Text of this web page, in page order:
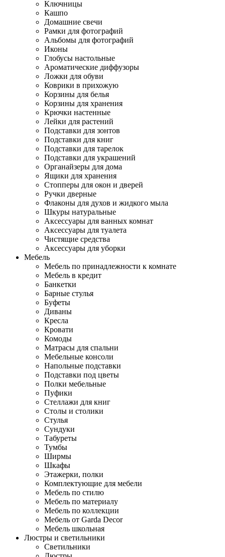
Ключницы
Кашпо
Домашние свечи
Рамки для фотографий
Альбомы для фотографий
Иконы
Глобусы настольные
Ароматические диффузоры
Ложки для обуви
Коврики в прихожую
Корзины для белья
Корзины для хранения
Крючки настенные
Лейки для растений
Подставки для зонтов
Подставки для книг
Подставки для тарелок
Подставки для украшений
Органайзеры для дома
Ящики для хранения
Стопперы для окон и дверей
Ручки дверные
Флаконы для духов и жидкого мыла
Шкуры натуральные
Аксессуары для ванных комнат
Аксессуары для туалета
Чистящие средства
Аксессуары для уборки
Мебель
Мебель по принадлежности к комнате
Мебель в кредит
Банкетки
Барные стулья
Буфеты
Диваны
Кресла
Кровати
Комоды
Матрасы для спальни
Мебельные консоли
Напольные подставки
Подставки под цветы
Полки мебельные
Пуфики
Стеллажи для книг
Столы и столики
Стулья
Сундуки
Табуреты
Тумбы
Ширмы
Шкафы
Этажерки, полки
Комплектующие для мебели
Мебель по стилю
Мебель по материалу
Мебель по коллекции
Мебель от Garda Decor
Мебель школьная
Люстры и светильники
Светильники